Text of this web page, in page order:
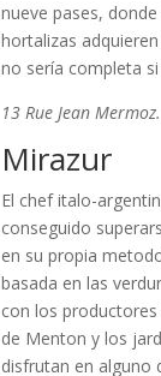
nueve pases,
hortalizas
no sería completa
13 Rue Jean
Mirazur
El chef italo-
conseguido
en su propia
basada en las
con los
de Menton y los
disfrutan en alguno